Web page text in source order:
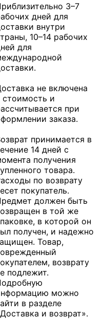
3–7
дней для
внутри
10–14 рабочих
для
не включена
стоимость и
при
заказа.
принимается в
14 дней с
получения
товара.
по возврату
покупатель.
должен быть
в той же
в которой он
получен, и надежно
Товар,
возврату
подлежит.
можно
в разделе
и возврат».